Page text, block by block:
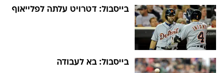
בייסבול: דטרויט עלתה לפלייאוף
בייסבול: בא לעבודה